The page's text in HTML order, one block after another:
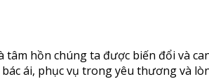
tâm hồn chúng ta được biến đổi và
ái, phục vụ trong yêu thương và